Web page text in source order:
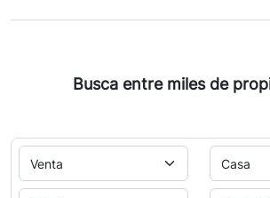
Busca entre miles de